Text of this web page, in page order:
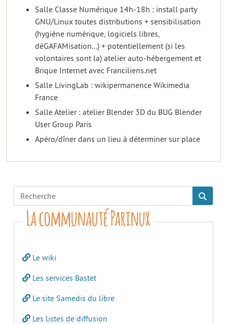
Salle Classe Numérique 14h-18h : install party
GNU/Linux toutes distributions + sensibilisation
(hygiène numérique, logiciels libres,
déGAFAMisation...) + potentiellement (si les
volontaires sont la) atelier auto-hébergement et
Brique Internet avec Franciliens.net
Salle LivingLab : wikipermanence Wikimedia
France
Salle Atelier : atelier Blender 3D du BUG Blender
User Group Paris
Apéro/dîner dans un lieu à déterminer sur place
La communauté Parinux
Le wiki
Les services Bastet
Le site Samedis du libre
Les listes de diffusion